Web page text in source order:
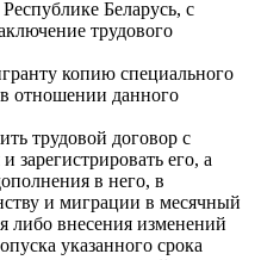
Беларусь, с
трудового
копию специального
отношении данного
трудовой договор с
его, а
в него, в
и миграции в месячный
либо внесения изменений
указанного срока